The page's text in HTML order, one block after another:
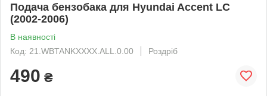
Подача бензобака для Hyundai Accent LC
(2002-2006)
В наявності
Код: 21.WBTANKXXXX.ALL.0.00
Роздріб
490 ₴